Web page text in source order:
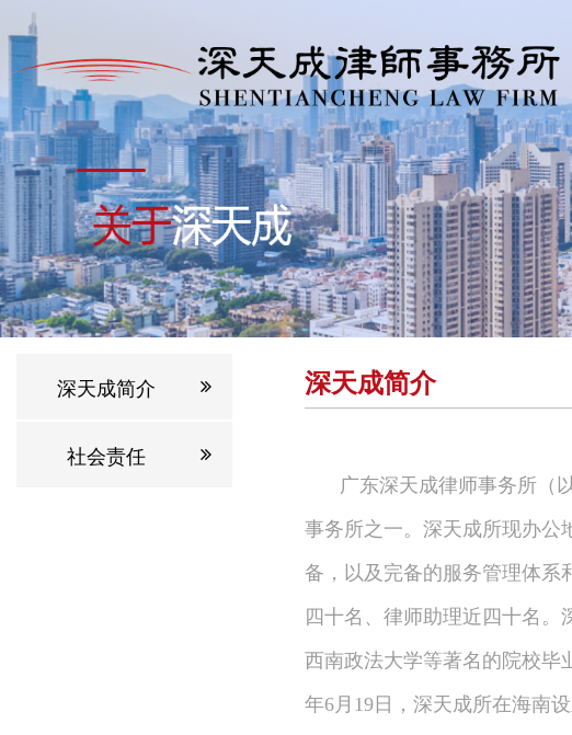
深天成简介
社会责任
深天成简介
广东深天成律师事务所（
事务所之一。深天成所现办公
备，以及完备的服务管理体系
四十名、律师助理近四十名。
西南政法大学等著名的院校毕
年6月19日，深天成所在海南